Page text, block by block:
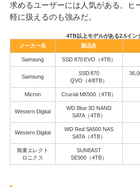
求めるユーザーには人気がある。ヒ
軽に扱えるのも強みだ。
4TB以上モデルがある2.5イン
メーカー名
製品名
Samsung SSD 870 EVO（4TB）
Samsung
SSD 870
QVO（4/8TB）
Micron Crucial MX500（4TB）
Western Digital
WD Blue 3D NAND
SATA（4TB）
Western Digital
WD Red SA500 NAS
SATA（4TB）
旭東エレクト
ロニクス
SUNEAST
SE900（4TB）